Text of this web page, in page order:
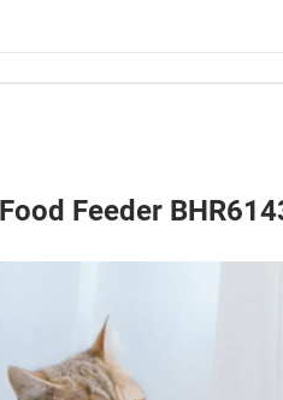
Feeder